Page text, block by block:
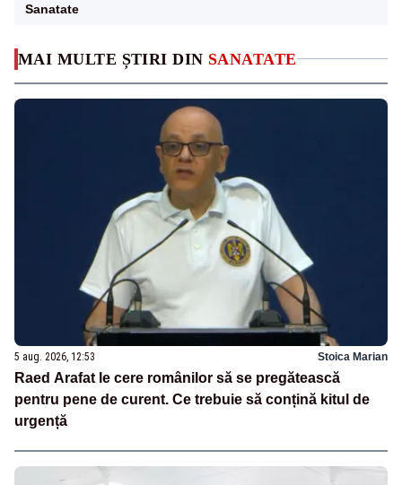
MAI MULTE ȘTIRI DIN SANATATE
5 aug. 2026, 12:53 Stoica Marian
Raed Arafat le cere românilor să se pregătească
pentru pene de curent. Ce trebuie să conțină kitul de
urgență
Sanatate